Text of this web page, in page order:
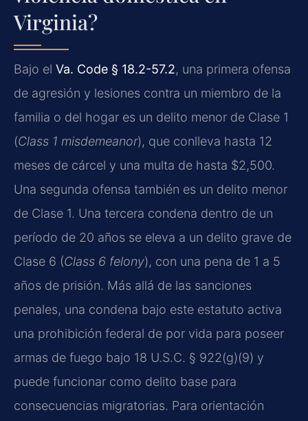
Virginia?
Bajo el Va. Code § 18.2-57.2, una primera ofensa
de agresión y lesiones contra un miembro de la
familia o del hogar es un delito menor de Clase 1
(Class 1 misdemeanor), que conlleva hasta 12
meses de cárcel y una multa de hasta $2,500.
Una segunda ofensa también es un delito menor
de Clase 1. Una tercera condena dentro de un
período de 20 años se eleva a un delito grave de
Clase 6 (Class 6 felony), con una pena de 1 a 5
años de prisión. Más allá de las sanciones
penales, una condena bajo este estatuto activa
una prohibición federal de por vida para poseer
armas de fuego bajo 18 U.S.C. § 922(g)(9) y
puede funcionar como delito base para
consecuencias migratorias. Para orientación